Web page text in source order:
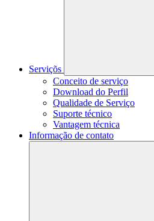
Serviçõs
Conceito de serviço
Download do Perfil
Qualidade de Serviço
Suporte técnico
Vantagem técnica
Informação de contato